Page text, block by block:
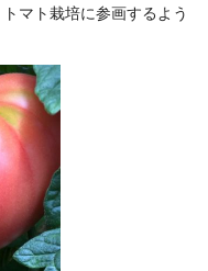
マト栽培に参画するよう